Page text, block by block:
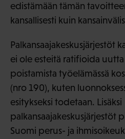
edistämään tämän
kansallisesti kuin
Palkansaajakeskusjärjestöt
ei ole esteitä ratifioida
poistamista työelämässä
(nro 190), kuten
esitykseksi todetaan. Lisäksi
palkansaajakeskusjärjestöt
Suomi perus- ja